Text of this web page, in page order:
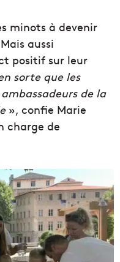
minots à devenir
aussi
positif sur leur
sorte que les
de la
», confie Marie
charge de